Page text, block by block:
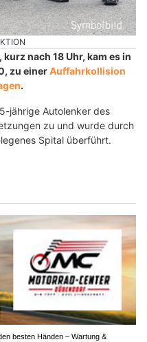
nach 18 Uhr, kam es in
zu einerAuffahrkollision
.
jährige Autolenker des
zu und wurde durch
Spital überführt.
besten Händen – Wartung &